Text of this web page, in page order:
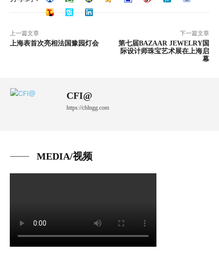
上一篇文章
上海表首次亮相法国豫园灯会
下一篇文章
第七届BAZAAR JEWELRY国
际设计师珠宝艺术展在上海启
幕
CFI@
https://chlngg.com
MEDIA/视频